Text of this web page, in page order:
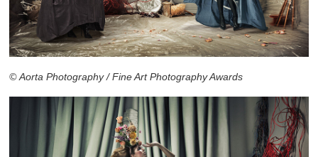
© Aorta Photography / Fine Art Photography Awards